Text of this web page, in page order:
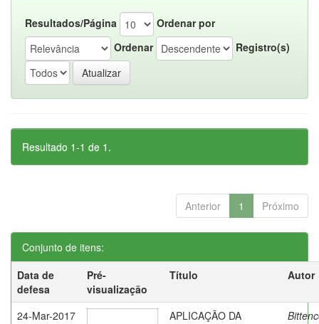
Resultados/Página
Ordenar por
Ordenar
Registro(s)
Resultado 1-1 de 1.
Anterior 1 Próximo
Conjunto de itens:
Data de
defesa
Pré-
visualização
Título Autor
24-Mar-2017
APLICAÇÃO DA